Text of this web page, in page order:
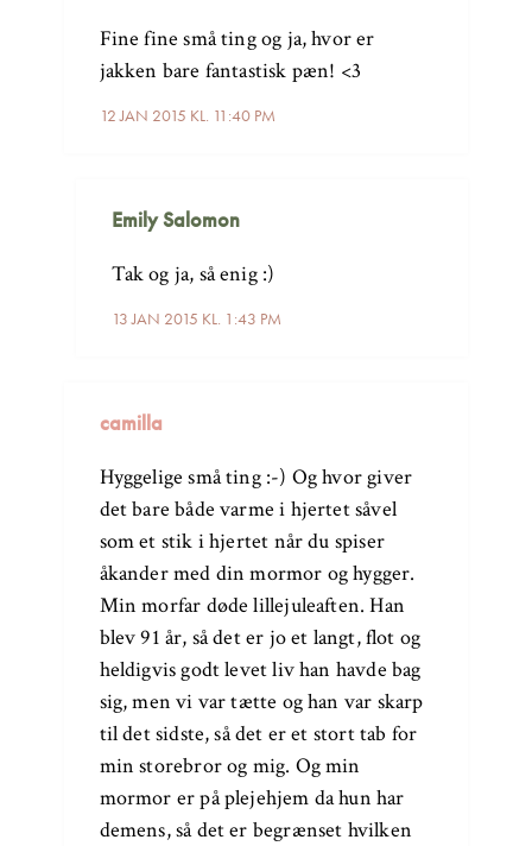
12 JAN 2015 KL. 11:40 PM
Fine fine små ting og ja, hvor er
jakken bare fantastisk pæn! <3
Emily Salomon
13 JAN 2015 KL. 1:43 PM
Tak og ja, så enig :)
camilla
Hyggelige små ting :-) Og hvor giver
det bare både varme i hjertet såvel
som et stik i hjertet når du spiser
åkander med din mormor og hygger.
Min morfar døde lillejuleaften. Han
blev 91 år, så det er jo et langt, flot og
heldigvis godt levet liv han havde bag
sig, men vi var tætte og han var skarp
til det sidste, så det er et stort tab for
min storebror og mig. Og min
mormor er på plejehjem da hun har
demens, så det er begrænset hvilken